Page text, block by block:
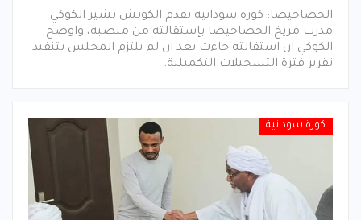
الحصاحيصا: كورة سودانية تقدم الكوتش بشير الكوكي
مدرب مريخ الحصاحيصا بإستقالته من منصبه، واوضح
الكوكي ان استقالته جاءت بعد ان لم يلتزم المجلس بتنفيذ
تقرير فترة التسجيلات التكميلية.
كورة سودانية